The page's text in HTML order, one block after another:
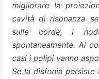
migliorare la
cavità di risonanza
sulle corde, i
spontaneamente. Al
casi i polipi vanno
Se la disfonia